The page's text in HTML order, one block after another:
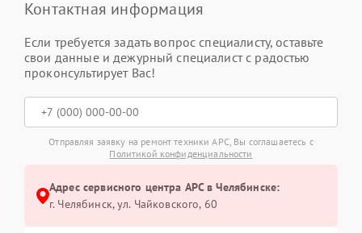
Контактная информация
Если требуется задать вопрос специалисту, оставьте
свои данные и дежурный специалист с радостью
проконсультирует Вас!
Отправляя заявку на ремонт техники APC, Вы соглашаетесь с
Политикой конфиденциальности
Адрес сервисного центра APC в Челябинске:
г. Челябинск, ул. Чайковского, 60